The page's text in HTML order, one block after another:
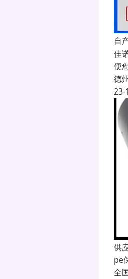
自
佳
便
德
23-
供
pe
全